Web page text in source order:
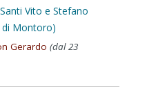
Vito e Stefano
di Montoro)
Gerardo (dal 23